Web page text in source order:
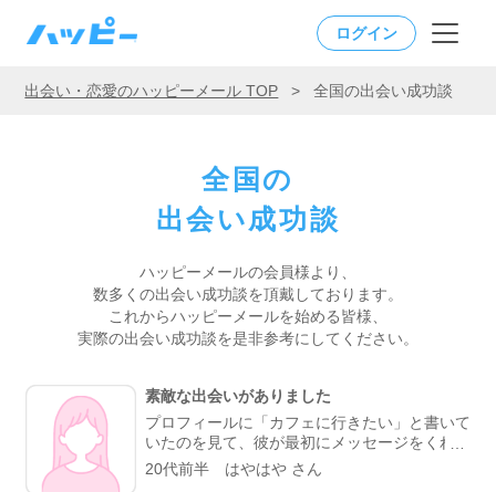
ログイン
出会い・恋愛のハッピーメール TOP > 全国の出会い成功談
全国の
出会い成功談
ハッピーメールの会員様より、
数多くの出会い成功談を頂戴しております。
これからハッピーメールを始める皆様、
実際の出会い成功談を是非参考にしてください。
素敵な出会いがありました
プロフィールに「カフェに行きたい」と書いて
いたのを見て、彼が最初にメッセージをくれま
した。やり取りしていく中で、彼がよく行くら
しいカフェが、実は私も好きなお店だと分かっ
20代前半 はやはや さん